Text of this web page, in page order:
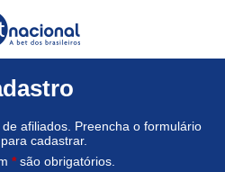
afiliados. Preencha o formulário
cadastrar.
*são obrigatórios.